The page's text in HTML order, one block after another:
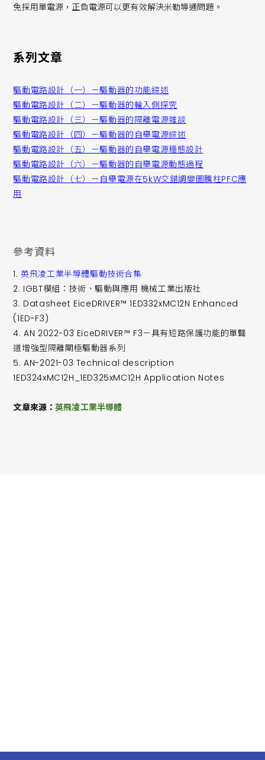
免採用單電源，正負電源可以更有效解決米勒導通問題。
系列文章
驅動電路設計（一）－驅動器的功能綜述
驅動電路設計（二）－驅動器的輸入側探究
驅動電路設計（三）－驅動器的隔離電源雜談
驅動電路設計（四）－驅動器的自舉電源綜述
驅動電路設計（五）－驅動器的自舉電源穩態設計
驅動電路設計（六）－驅動器的自舉電源動態過程
驅動電路設計（七）－自舉電源在5kW交錯調變圖騰柱PFC應
用
參考資料
1.英飛凌工業半導體驅動技術合集
2. IGBT模組：技術、驅動與應用 機械工業出版社
3. Datasheet EiceDRIVER™ 1ED332xMC12N Enhanced
(1ED-F3)
4. AN 2022-03 EiceDRIVER™ F3－具有短路保護功能的單聲
道增強型隔離閘極驅動器系列
5. AN-2021-03 Technical description
1ED324xMC12H_1ED325xMC12H Application Notes
文章來源：英飛凌工業半導體